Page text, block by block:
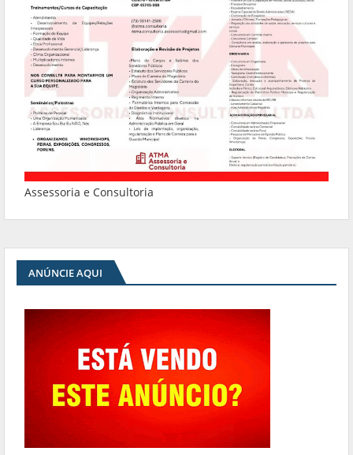
Assessoria e Consultoria
ANÚNCIE AQUI